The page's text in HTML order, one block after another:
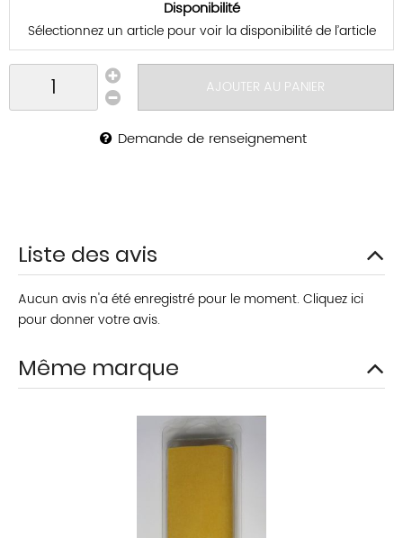
Disponibilité
Sélectionnez un article pour voir la disponibilité de l’article
AJOUTER AU PANIER
Demande de renseignement
Liste des avis
Aucun avis n'a été enregistré pour le moment. Cliquez ici
pour donner votre avis.
Même marque